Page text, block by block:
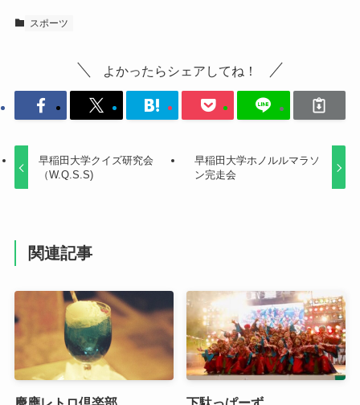
スポーツ
よかったらシェアしてね！
早稲田大学クイズ研究会
（W.Q.S.S)
早稲田大学ホノルルマラソ
ン完走会
関連記事